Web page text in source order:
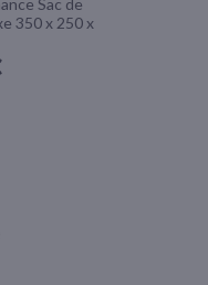
Sac de
350 x 250 x